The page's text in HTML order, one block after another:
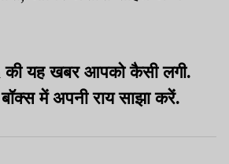
यह खबर आपको कैसी लगी.
में अपनी राय साझा करें.